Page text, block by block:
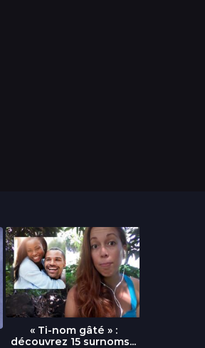
« Ti-nom gâté » :
découvrez 15 surnoms...